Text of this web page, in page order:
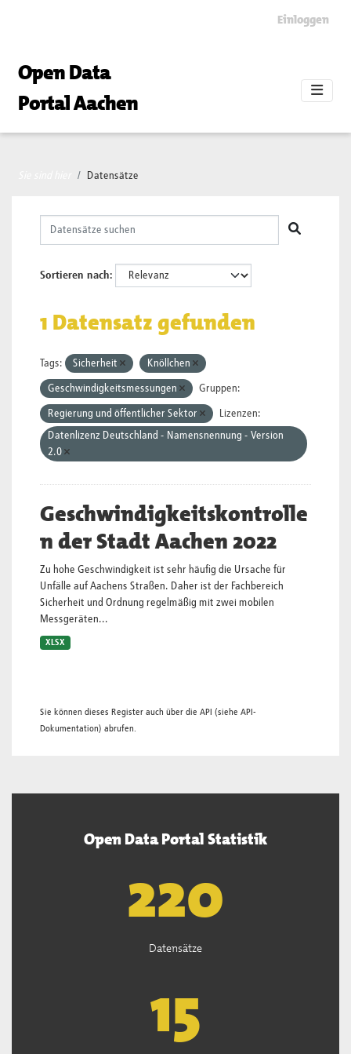
Einloggen
Open Data
Portal Aachen
Datensätze
Sortieren nach
1 Datensatz gefunden
Tags: Sicherheit Knöllchen
Geschwindigkeitsmessungen Gruppen:
Regierung und öffentlicher Sektor
Lizenzen:
Datenlizenz Deutschland - Namensnennung - Version
2.0
Geschwindigkeitskontrolle
n der Stadt Aachen 2022
Zu hohe Geschwindigkeit ist sehr häufig die Ursache für
Unfälle auf Aachens Straßen. Daher ist der Fachbereich
Sicherheit und Ordnung regelmäßig mit zwei mobilen
Messgeräten...
XLSX
Sie können dieses Register auch über die API (siehe API-
Dokumentation) abrufen.
Open Data Portal Statistik
221
Datensätze
15